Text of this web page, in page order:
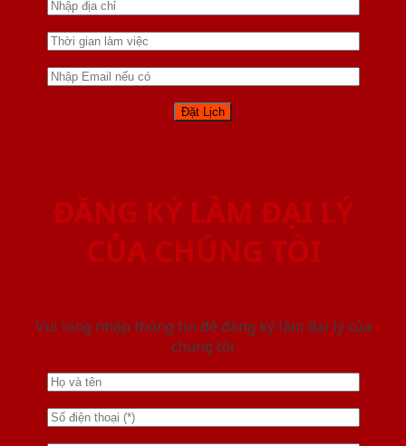
ĐĂNG KÝ LÀM ĐẠI LÝ
CỦA CHÚNG TÔI
Vui lòng nhập thông tin để đăng ký làm đại lý của
chúng tôi